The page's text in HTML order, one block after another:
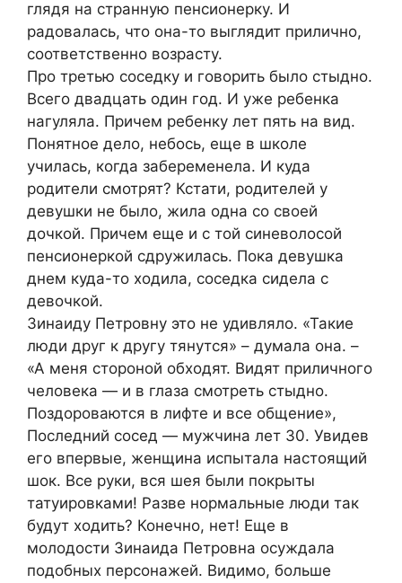
глядя на странную пенсионерку. И
радовалась, что она-то выглядит прилично,
соответственно возрасту.
Про третью соседку и говорить было стыдно.
Всего двадцать один год. И уже ребенка
нагуляла. Причем ребенку лет пять на вид.
Понятное дело, небось, еще в школе
училась, когда забеременела. И куда
родители смотрят? Кстати, родителей у
девушки не было, жила одна со своей
дочкой. Причем еще и с той синеволосой
пенсионеркой сдружилась. Пока девушка
днем куда-то ходила, соседка сидела с
девочкой.
Зинаиду Петровну это не удивляло. «Такие
люди друг к другу тянутся» – думала она. –
«А меня стороной обходят. Видят приличного
человека — и в глаза смотреть стыдно.
Поздороваются в лифте и все общение»,
Последний сосед — мужчина лет 30. Увидев
его впервые, женщина испытала настоящий
шок. Все руки, вся шея были покрыты
татуировками! Разве нормальные люди так
будут ходить? Конечно, нет! Еще в
молодости Зинаида Петровна осуждала
подобных персонажей. Видимо, больше